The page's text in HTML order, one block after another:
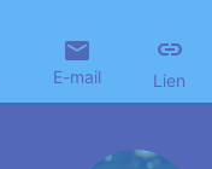
E-mail Lien